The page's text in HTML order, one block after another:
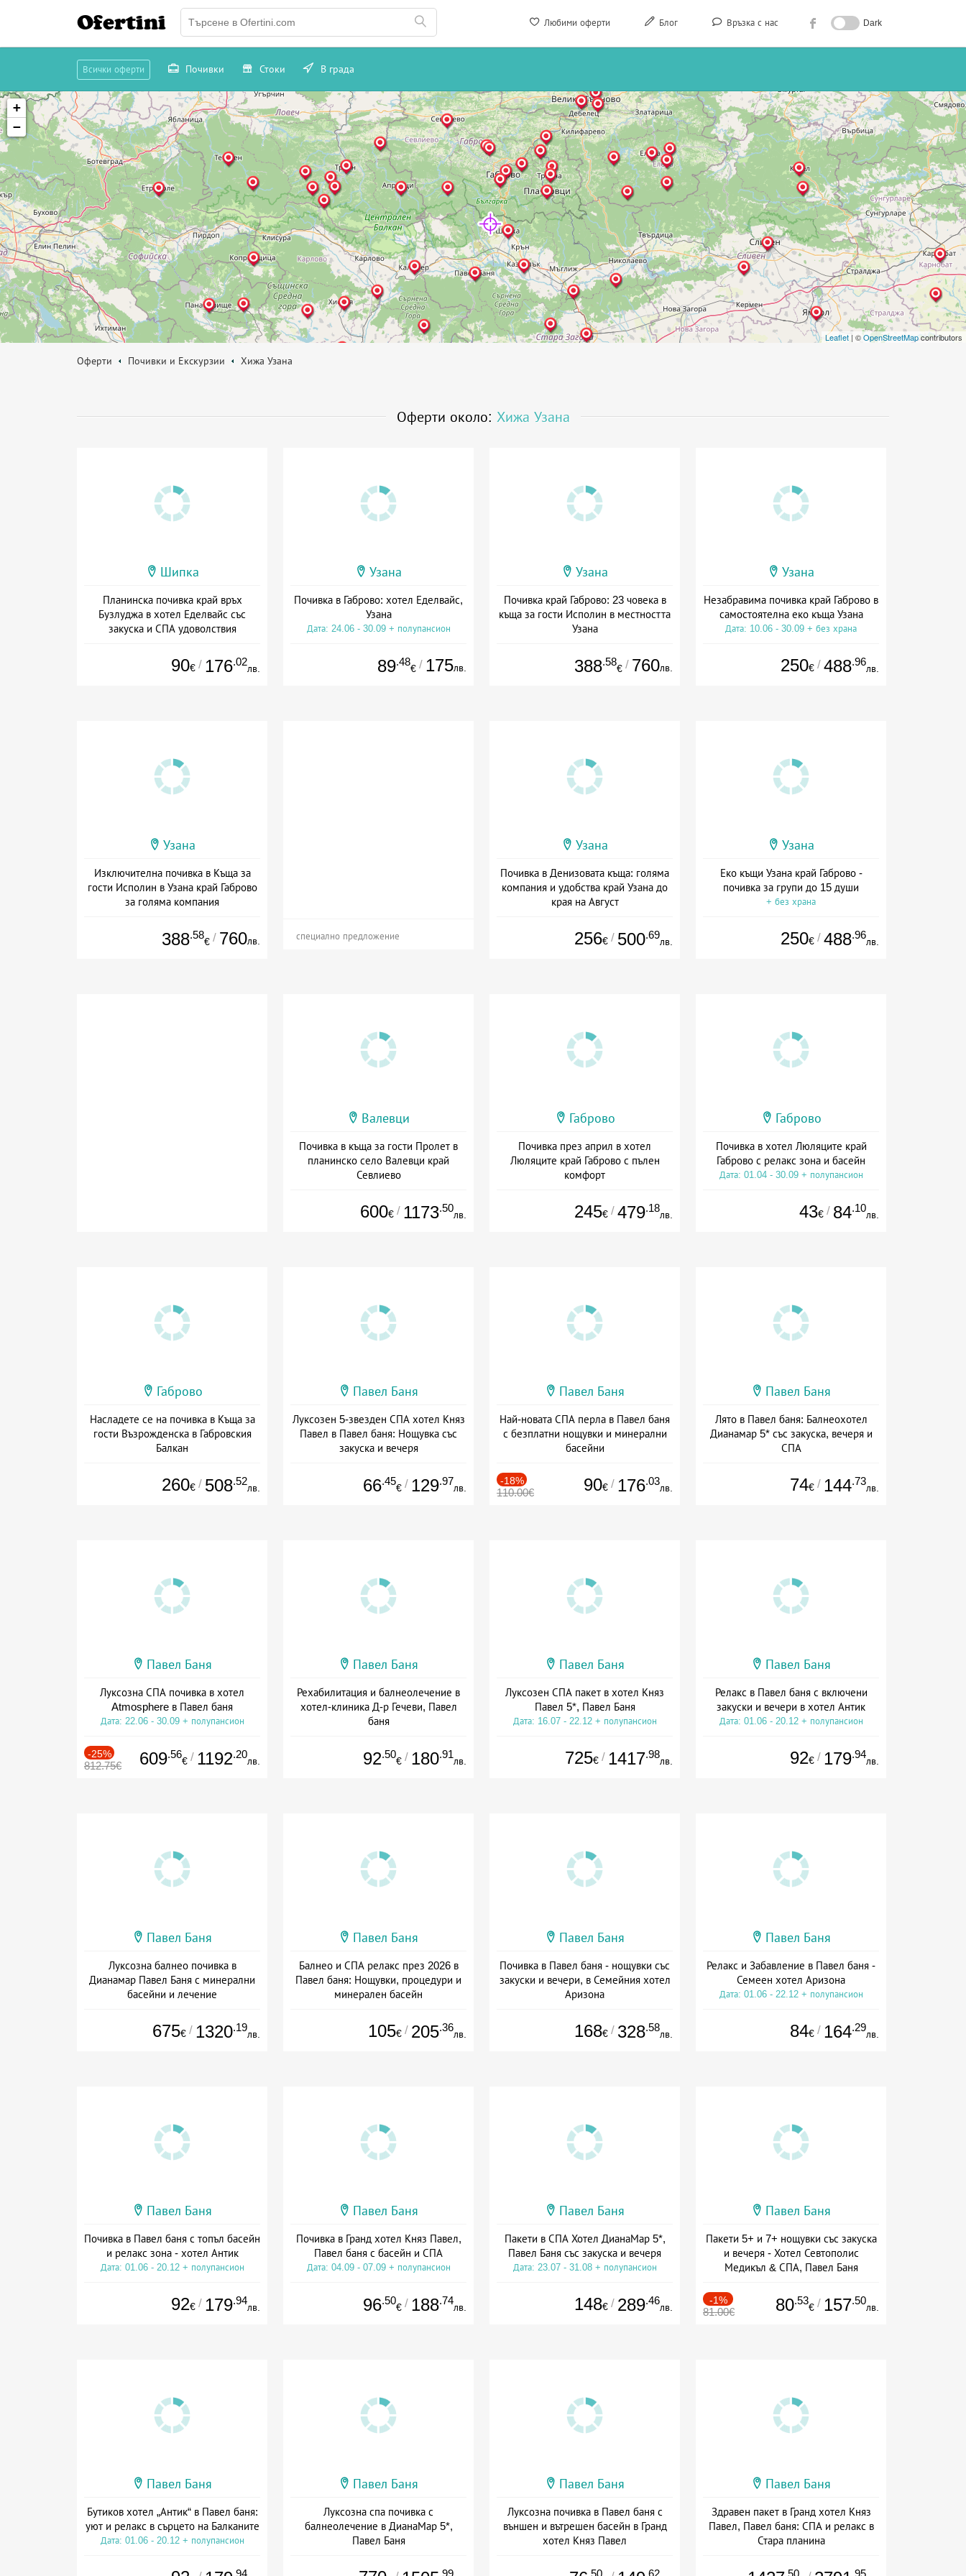
Любими оферти Блог Връзка с нас Dark
Ofertini
Всички оферти Почивки Стоки В града
+
−
Leaflet | ©OpenStreetMapcontributors
Оферти Почивки и Екскурзии Хижа Узана
Оферти около: Хижа Узана
Шипка
Планинска почивка край връх
Бузлуджа в хотел Еделвайс със
закуска и СПА удоволствия
90€ / 176.02
лв.
Узана
Почивка в Габрово: хотел Еделвайс,
Узана
Дата: 24.06 - 30.09 + полупансион
89.48
€ / 175лв.
Узана
Почивка край Габрово: 23 човека в
къща за гости Исполин в местността
Узана
388.58
€ / 760лв.
Узана
Незабравима почивка край Габрово в
самостоятелна еко къща Узана
Дата: 10.06 - 30.09 + без храна
250€ / 488.96
лв.
Узана
Изключителна почивка в Къща за
гости Исполин в Узана край Габрово
за голяма компания
388.58
€ / 760лв. специално предложение
Узана
Почивка в Денизовата къща: голяма
компания и удобства край Узана до
края на Август
256€ / 500.69
лв.
Узана
Еко къщи Узана край Габрово -
почивка за групи до 15 души
+ без храна
250€ / 488.96
лв.
Валевци
Почивка в къща за гости Пролет в
планинско село Валевци край
Севлиево
600€ / 1173.50
лв.
Габрово
Почивка през април в хотел
Люляците край Габрово с пълен
комфорт
245€ / 479.18
лв.
Габрово
Почивка в хотел Люляците край
Габрово с релакс зона и басейн
Дата: 01.04 - 30.09 + полупансион
43€ / 84.10
лв.
Габрово
Насладете се на почивка в Къща за
гости Възрожденска в Габровския
Балкан
260€ / 508.52
лв.
Павел Баня
Луксозен 5-звезден СПА хотел Княз
Павел в Павел баня: Нощувка със
закуска и вечеря
66.45
€ / 129.97
лв.
Павел Баня
Най-новата СПА перла в Павел баня
с безплатни нощувки и минерални
басейни
-18%
110.00€ 90€ / 176.03
лв.
Павел Баня
Лято в Павел баня: Балнеохотел
Дианамар 5* със закуска, вечеря и
СПА
74€ / 144.73
лв.
Павел Баня
Луксозна СПА почивка в хотел
Atmosphere в Павел баня
Дата: 22.06 - 30.09 + полупансион
-25%
812.75€ 609.56
€ / 1192.20
лв.
Павел Баня
Рехабилитация и балнеолечение в
хотел-клиника Д-р Гечеви, Павел
баня
92.50
€ / 180.91
лв.
Павел Баня
Луксозен СПА пакет в хотел Княз
Павел 5*, Павел Баня
Дата: 16.07 - 22.12 + полупансион
725€ / 1417.98
лв.
Павел Баня
Релакс в Павел баня с включени
закуски и вечери в хотел Антик
Дата: 01.06 - 20.12 + полупансион
92€ / 179.94
лв.
Павел Баня
Луксозна балнео почивка в
Дианамар Павел Баня с минерални
басейни и лечение
675€ / 1320.19
лв.
Павел Баня
Балнео и СПА релакс през 2026 в
Павел баня: Нощувки, процедури и
минерален басейн
105€ / 205.36
лв.
Павел Баня
Почивка в Павел баня - нощувки със
закуски и вечери, в Семейния хотел
Аризона
168€ / 328.58
лв.
Павел Баня
Релакс и Забавление в Павел баня -
Семеен хотел Аризона
Дата: 01.06 - 22.12 + полупансион
84€ / 164.29
лв.
Павел Баня
Почивка в Павел баня с топъл басейн
и релакс зона - хотел Антик
Дата: 01.06 - 20.12 + полупансион
92€ / 179.94
лв.
Павел Баня
Почивка в Гранд хотел Княз Павел,
Павел баня с басейн и СПА
Дата: 04.09 - 07.09 + полупансион
96.50
€ / 188.74
лв.
Павел Баня
Пакети в СПА Хотел ДианаМар 5*,
Павел Баня със закуска и вечеря
Дата: 23.07 - 31.08 + полупансион
148€ / 289.46
лв.
Павел Баня
Пакети 5+ и 7+ нощувки със закуска
и вечеря - Хотел Севтополис
Медикъл & СПА, Павел Баня
-1%
81.00€ 80.53
€ / 157.50
лв.
Павел Баня
Бутиков хотел „Антик“ в Павел баня:
уют и релакс в сърцето на Балканите
Дата: 01.06 - 20.12 + полупансион
.94
Павел Баня
Луксозна спа почивка с
балнеолечение в ДианаМар 5*,
Павел Баня
.99
Павел Баня
Луксозна почивка в Павел баня с
външен и вътрешен басейн в Гранд
хотел Княз Павел
.50 .62
Павел Баня
Здравен пакет в Гранд хотел Княз
Павел, Павел баня: СПА и релакс в
Стара планина
.50 .95